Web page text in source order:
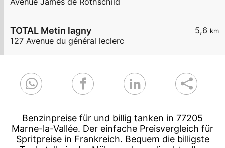
Avenue James de Rothschild
5,6 km
TOTAL Metin lagny
127 Avenue du général leclerc
Benzinpreise für und billig tanken in 77205
Marne-la-Vallée. Der einfache Preisvergleich für
Spritpreise in Frankreich. Bequem die billigste